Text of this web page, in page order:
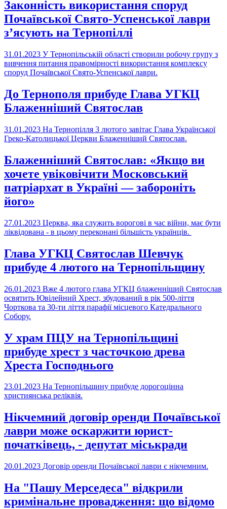
Законність використання споруд
Почаївської Свято-Успенської лаври
з’ясують на Тернопіллі
31.01.2023 У Тернопільській області створили робочу групу з
вивчення питання правомірності використання комплексу
споруд Почаївської Свято-Успенської лаври.
До Тернополя прибуде Глава УГКЦ
Блаженніший Святослав
31.01.2023 На Тернопілля 3 лютого завітає Глава Української
Греко-Католицької Церкви Блаженніший Святослав.
Блаженніший Святослав: «Якщо ви
хочете увіковічити Московський
патріархат в Україні — забороніть
його»
27.01.2023 Церква, яка служить ворогові в час війни, має бути
ліквідована - в цьому переконані більшість українців.
Глава УГКЦ Святослав Шевчук
прибуде 4 лютого на Тернопільщину
26.01.2023 Вже 4 лютого глава УГКЦ блаженніший Святослав
освятить Ювілейний Хрест, збудований в рік 500-ліття
Чорткова та 30-ти ліття парафії місцевого Катедрального
Собору.
У храм ПЦУ на Тернопільщині
прибуде хрест з часточкою древа
Хреста Господнього
23.01.2023 На Тернопільщину прибуде дорогоцінна
християнська реліквія.
Нікчемний договір оренди Почаївської
лаври може оскаржити юрист-
початківець, - депутат міськради
20.01.2023 Договір оренди Почаївської лаври є нікчемним.
На "Пашу Мерседеса" відкрили
кримінальне провадження: що відомо